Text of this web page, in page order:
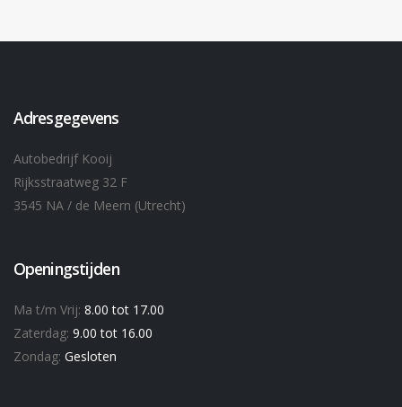
Adresgegevens
Autobedrijf Kooij
Rijksstraatweg 32 F
3545 NA / de Meern (Utrecht)
Openingstijden
Ma t/m Vrij: 8.00 tot 17.00
Zaterdag: 9.00 tot 16.00
Zondag: Gesloten